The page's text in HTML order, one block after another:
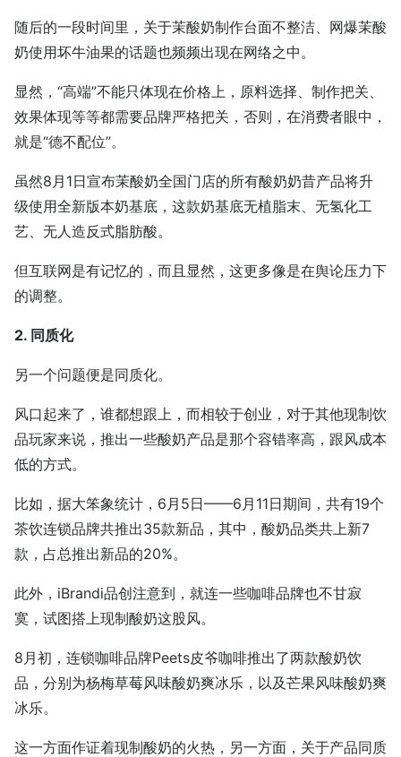
随后的一段时间里，关于茉酸奶制作台面不整洁、网爆茉酸
奶使用坏牛油果的话题也频频出现在网络之中。
显然，“高端”不能只体现在价格上，原料选择、制作把关、
效果体现等等都需要品牌严格把关，否则，在消费者眼中，
就是“德不配位”。
虽然8月1日宣布茉酸奶全国门店的所有酸奶奶昔产品将升
级使用全新版本奶基底，这款奶基底无植脂末、无氢化工
艺、无人造反式脂肪酸。
但互联网是有记忆的，而且显然，这更多像是在舆论压力下
的调整。
2. 同质化
另一个问题便是同质化。
风口起来了，谁都想跟上，而相较于创业，对于其他现制饮
品玩家来说，推出一些酸奶产品是那个容错率高，跟风成本
低的方式。
比如，据大笨象统计，6月5日——6月11日期间，共有19个
茶饮连锁品牌共推出35款新品，其中，酸奶品类共上新7
款，占总推出新品的20%。
此外，iBrandi品创注意到，就连一些咖啡品牌也不甘寂
寞，试图搭上现制酸奶这股风。
8月初，连锁咖啡品牌Peets皮爷咖啡推出了两款酸奶饮
品，分别为杨梅草莓风味酸奶爽冰乐，以及芒果风味酸奶爽
冰乐。
这一方面作证着现制酸奶的火热，另一方面，关于产品同质